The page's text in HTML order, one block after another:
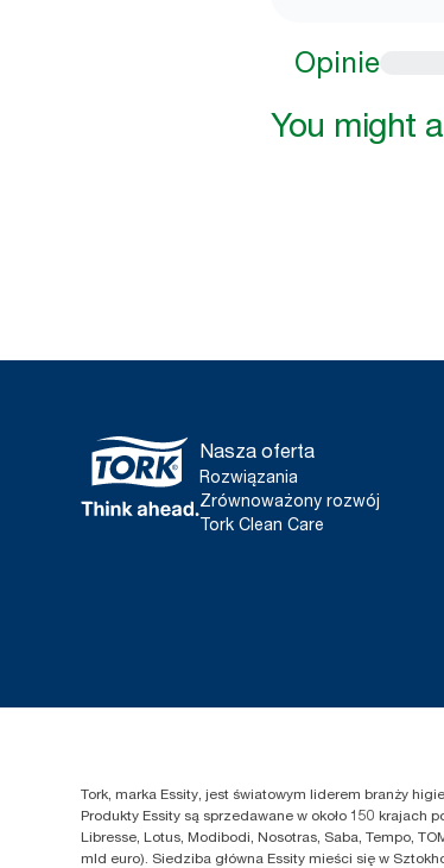
Opinie
You might
Nasza oferta
Rozwiązania
Zrównoważony rozwój
Tork Clean Care
Tork, marka Essity, jest światowym liderem branży
Produkty Essity są sprzedawane w około 150 krajach
Libresse, Lotus, Modibodi, Nosotras, Saba, Tempo,
mld euro). Siedziba główna Essity mieści się w